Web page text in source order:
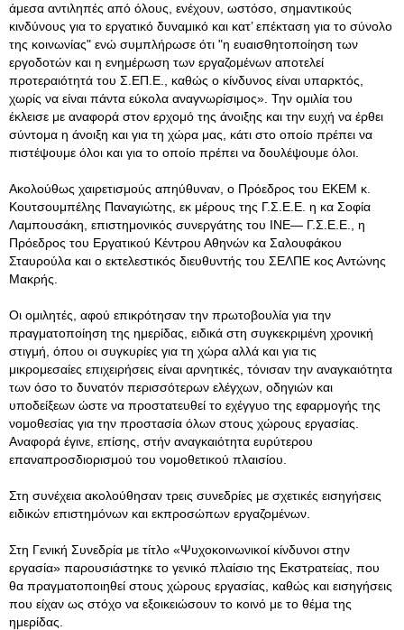
άμεσα αντιληπές από όλους, ενέχουν, ωστόσο, σημαντικούς
κινδύνους για το εργατικό δυναμικό και κατ’ επέκταση για το σύνολο
της κοινωνίας" ενώ συμπλήρωσε ότι "η ευαισθητοποίηση των
εργοδοτών και η ενημέρωση των εργαζομένων αποτελεί
προτεραιότητά του Σ.ΕΠ.Ε., καθώς ο κίνδυνος είναι υπαρκτός,
χωρίς να είναι πάντα εύκολα αναγνωρίσιμος». Την ομιλία του
έκλεισε με αναφορά στον ερχομό της άνοιξης και την ευχή να έρθει
σύντομα η άνοιξη και για τη χώρα μας, κάτι στο οποίο πρέπει να
πιστέψουμε όλοι και για το οποίο πρέπει να δουλέψουμε όλοι.
Ακολούθως χαιρετισμούς απηύθυναν, ο Πρόεδρος του ΕΚΕΜ κ.
Κουτσουμπέλης Παναγιώτης, εκ μέρους της Γ.Σ.Ε.Ε. η κα Σοφία
Λαμπουσάκη, επιστημονικός συνεργάτης του ΙΝΕ— Γ.Σ.Ε.Ε., η
Πρόεδρος του Εργατικού Κέντρου Αθηνών κα Σαλουφάκου
Σταυρούλα και ο εκτελεστικός διευθυντής του ΣΕΛΠΕ κος Αντώνης
Μακρής.
Οι ομιλητές, αφού επικρότησαν την πρωτοβουλία για την
πραγματοποίηση της ημερίδας, ειδικά στη συγκεκριμένη χρονική
στιγμή, όπου οι συγκυρίες για τη χώρα αλλά και για τις
μικρομεσαίες επιχειρήσεις είναι αρνητικές, τόνισαν την αναγκαιότητα
των όσο το δυνατόν περισσότερων ελέγχων, οδηγιών και
υποδείξεων ώστε να προστατευθεί το εχέγγυο της εφαρμογής της
νομοθεσίας για την προστασία όλων στους χώρους εργασίας.
Αναφορά έγινε, επίσης, στήν αναγκαιότητα ευρύτερου
επαναπροσδιορισμού του νομοθετικού πλαισίου.
Στη συνέχεια ακολούθησαν τρεις συνεδρίες με σχετικές εισηγήσεις
ειδικών επιστημόνων και εκπροσώπων εργαζομένων.
Στη Γενική Συνεδρία με τίτλο «Ψυχοκοινωνικοί κίνδυνοι στην
εργασία» παρουσιάστηκε το γενικό πλαίσιο της Εκστρατείας, που
θα πραγματοποιηθεί στους χώρους εργασίας, καθώς και εισηγήσεις
που είχαν ως στόχο να εξοικειώσουν το κοινό με το θέμα της
ημερίδας.